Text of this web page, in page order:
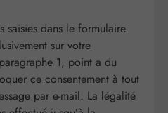
saisies dans le formulaire
sur votre
1, point a du
ce consentement à tout
par e-mail. La légalité